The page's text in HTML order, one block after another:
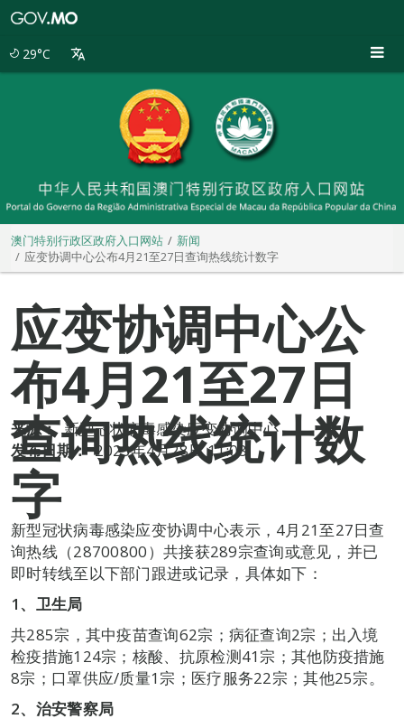
29°C
澳门特别行政区政府入口网站
新闻
应变协调中心公布4月21至27日查询热线统计数字
应变协调中心公
布4月21至27日
查询热线统计数
字
来源： 新型冠状病毒感染应变协调中心
发布日期： 2023年4月28日 11:08
新型冠状病毒感染应变协调中心表示，4月21至27日查
询热线（28700800）共接获289宗查询或意见，并已
即时转线至以下部门跟进或记录，具体如下：
1、卫生局
共285宗，其中疫苗查询62宗；病征查询2宗；出入境
检疫措施124宗；核酸、抗原检测41宗；其他防疫措施
8宗；口罩供应/质量1宗；医疗服务22宗；其他25宗。
2、治安警察局